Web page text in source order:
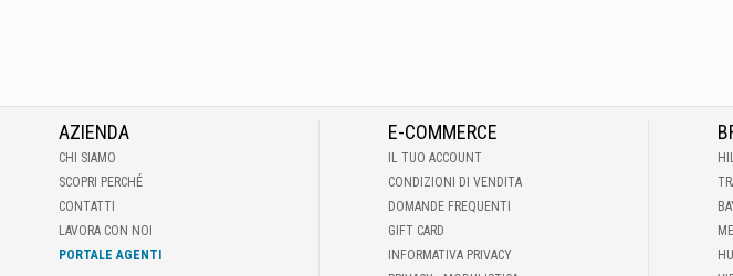
AZIENDA
CHI SIAMO
SCOPRI PERCHÉ
CONTATTI
LAVORA CON NOI
PORTALE AGENTI
E-COMMERCE
IL TUO ACCOUNT
CONDIZIONI DI VENDITA
DOMANDE FREQUENTI
GIFT CARD
INFORMATIVA PRIVACY